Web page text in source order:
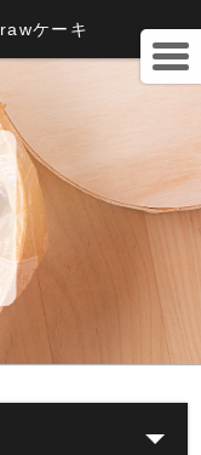
ケーキ